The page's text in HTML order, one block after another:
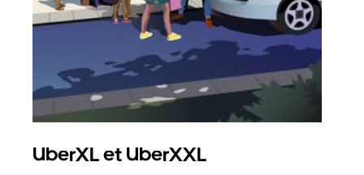
UberXL et UberXXL